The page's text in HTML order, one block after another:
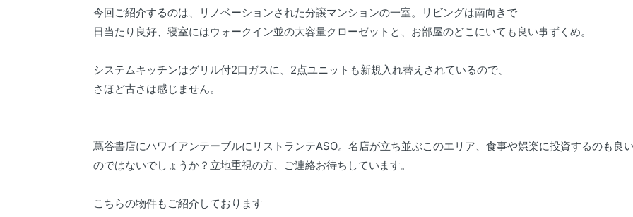
今回ご紹介するのは、リノベーションされた分譲マンションの一室。リビングは南向きで
日当たり良好、寝室にはウォークイン並の大容量クローゼットと、お部屋のどこにいても良い事ずくめ。
システムキッチンはグリル付2口ガスに、2点ユニットも新規入れ替えされているので、
さほど古さは感じません。
蔦谷書店にハワイアンテーブルにリストランテASO。名店が立ち並ぶこのエリア、食事や娯楽に投資するのも良
のではないでしょうか？立地重視の方、ご連絡お待ちしています。
こちらの物件もご紹介しております